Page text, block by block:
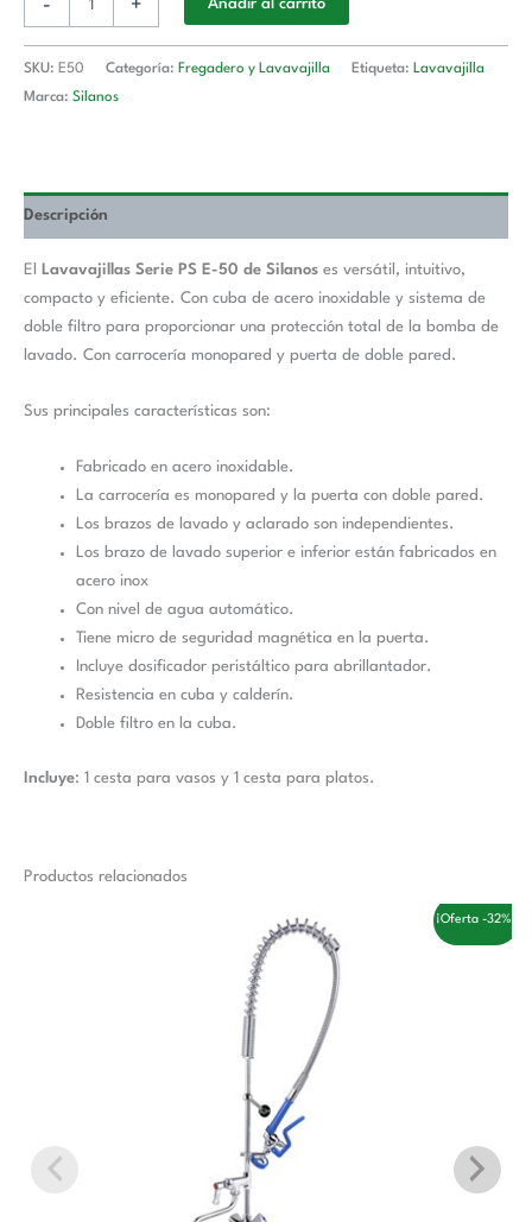
- + Añadir al carrito
SKU: E50 Categoría: Fregadero y Lavavajilla Etiqueta: Lavavajilla
Marca: Silanos
Descripción
El Lavavajillas Serie PS E-50 de Silanos es versátil, intuitivo,
compacto y eficiente. Con cuba de acero inoxidable y sistema de
doble filtro para proporcionar una protección total de la bomba de
lavado. Con carrocería monopared y puerta de doble pared.
Sus principales características son:
Fabricado en acero inoxidable.
La carrocería es monopared y la puerta con doble pared.
Los brazos de lavado y aclarado son independientes.
Los brazo de lavado superior e inferior están fabricados en
acero inox
Con nivel de agua automático.
Tiene micro de seguridad magnética en la puerta.
Incluye dosificador peristáltico para abrillantador.
Resistencia en cuba y calderín.
Doble filtro en la cuba.
Incluye: 1 cesta para vasos y 1 cesta para platos.
Productos relacionados
¡Oferta -32%!